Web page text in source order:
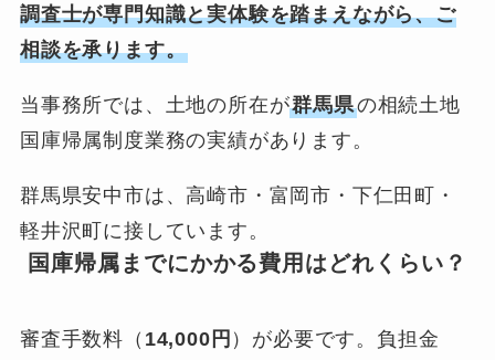
調査士が専門知識と実体験を踏まえながら、ご
相談を承ります。
当事務所では、土地の所在が群馬県の相続土地
国庫帰属制度業務の実績があります。
群馬県安中市は、高崎市・富岡市・下仁田町・
軽井沢町に接しています。
国庫帰属までにかかる費用はどれくらい？
審査手数料（ 14,000円 ）が必要です。負担金